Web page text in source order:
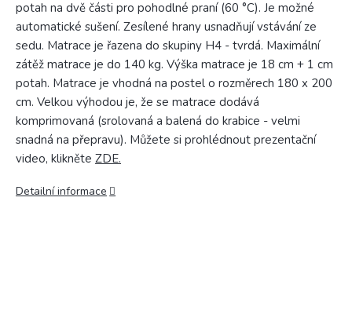
potah na dvě části pro pohodlné praní (60 °C). Je možné
automatické sušení. Zesílené hrany usnadňují vstávání ze
sedu. Matrace je řazena do skupiny H4 - tvrdá. Maximální
zátěž matrace je do 140 kg. Výška matrace je 18 cm + 1 cm
potah. Matrace je vhodná na postel o rozměrech 180 x 200
cm. Velkou výhodou je, že se matrace dodává
komprimovaná (srolovaná a balená do krabice - velmi
snadná na přepravu). Můžete si prohlédnout prezentační
video, klikněte ZDE.
Detailní informace